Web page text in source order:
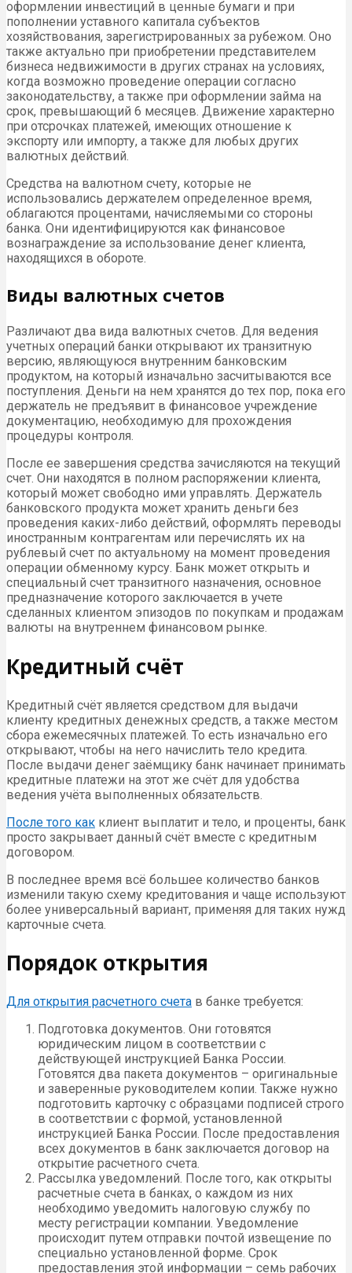
оформлении инвестиций в ценные бумаги и при
пополнении уставного капитала субъектов
хозяйствования, зарегистрированных за рубежом. Оно
также актуально при приобретении представителем
бизнеса недвижимости в других странах на условиях,
когда возможно проведение операции согласно
законодательству, а также при оформлении займа на
срок, превышающий 6 месяцев. Движение характерно
при отсрочках платежей, имеющих отношение к
экспорту или импорту, а также для любых других
валютных действий.
Средства на валютном счету, которые не
использовались держателем определенное время,
облагаются процентами, начисляемыми со стороны
банка. Они идентифицируются как финансовое
вознаграждение за использование денег клиента,
находящихся в обороте.
Виды валютных счетов
Различают два вида валютных счетов. Для ведения
учетных операций банки открывают их транзитную
версию, являющуюся внутренним банковским
продуктом, на который изначально засчитываются все
поступления. Деньги на нем хранятся до тех пор, пока его
держатель не предъявит в финансовое учреждение
документацию, необходимую для прохождения
процедуры контроля.
После ее завершения средства зачисляются на текущий
счет. Они находятся в полном распоряжении клиента,
который может свободно ими управлять. Держатель
банковского продукта может хранить деньги без
проведения каких-либо действий, оформлять переводы
иностранным контрагентам или перечислять их на
рублевый счет по актуальному на момент проведения
операции обменному курсу. Банк может открыть и
специальный счет транзитного назначения, основное
предназначение которого заключается в учете
сделанных клиентом эпизодов по покупкам и продажам
валюты на внутреннем финансовом рынке.
Кредитный счёт
Кредитный счёт является средством для выдачи
клиенту кредитных денежных средств, а также местом
сбора ежемесячных платежей. То есть изначально его
открывают, чтобы на него начислить тело кредита.
После выдачи денег заёмщику банк начинает принимать
кредитные платежи на этот же счёт для удобства
ведения учёта выполненных обязательств.
После того как клиент выплатит и тело, и проценты, банк
просто закрывает данный счёт вместе с кредитным
договором.
В последнее время всё большее количество банков
изменили такую схему кредитования и чаще используют
более универсальный вариант, применяя для таких нужд
карточные счета.
Порядок открытия
Для открытия расчетного счета в банке требуется:
Подготовка документов. Они готовятся
юридическим лицом в соответствии с
действующей инструкцией Банка России.
Готовятся два пакета документов – оригинальные
и заверенные руководителем копии. Также нужно
подготовить карточку с образцами подписей строго
в соответствии с формой, установленной
инструкцией Банка России. После предоставления
всех документов в банк заключается договор на
открытие расчетного счета.
Рассылка уведомлений. После того, как открыты
расчетные счета в банках, о каждом из них
необходимо уведомить налоговую службу по
месту регистрации компании. Уведомление
происходит путем отправки почтой извещение по
специально установленной форме. Срок
предоставления этой информации – семь рабочих